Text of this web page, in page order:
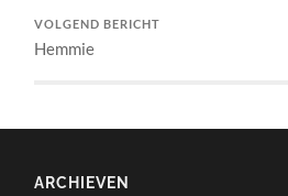
VOLGEND BERICHT
Hemmie
ARCHIEVEN